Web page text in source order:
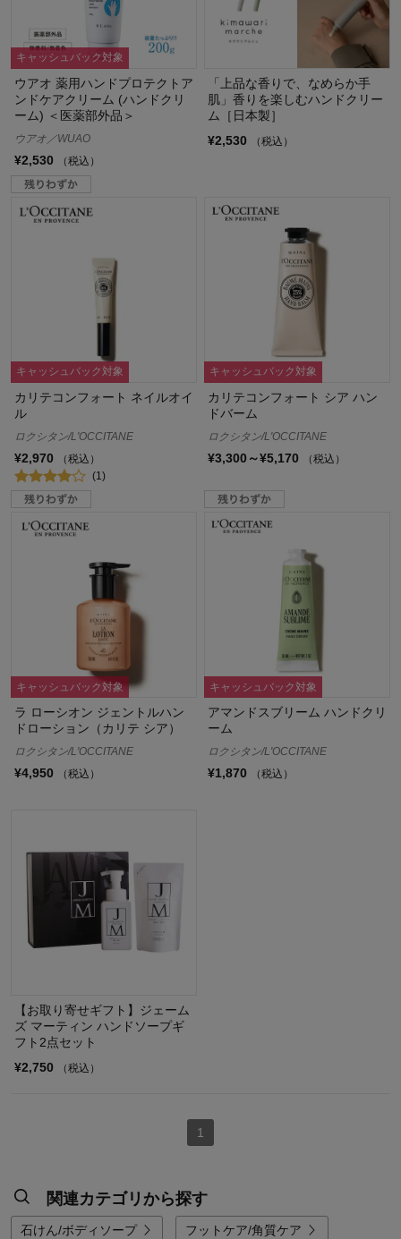
キャッシュバック対象
ウアオ 薬用ハンドプロテクトア
ンドケアクリーム (ハンドクリ
ーム) ＜医薬部外品＞
ウアオ／WUAO
¥2,530 （税込）
「上品な香りで、なめらか手
肌」香りを楽しむハンドクリー
ム［日本製］
¥2,530
（税込）
キャッシュバック対象
カリテコンフォート ネイルオイ
ル
ロクシタン/L'OCCITANE
¥2,970
（税込）
(1)
キャッシュバック対象
カリテコンフォート シア ハン
ドバーム
ロクシタン/L'OCCITANE
¥3,300～¥5,170 （税込）
キャッシュバック対象
ラ ローシオン ジェントルハン
ドローション（カリテ シア）
ロクシタン/L'OCCITANE
¥4,950 （税込）
キャッシュバック対象
アマンドスブリーム ハンドクリ
ーム
ロクシタン/L'OCCITANE
¥1,870 （税込）
【お取り寄せギフト】ジェーム
ズ マーティン ハンドソープギ
フト2点セット
¥2,750
（税込）
1
関連カテゴリから探す
石けん/ボディソープ フットケア/角質ケア